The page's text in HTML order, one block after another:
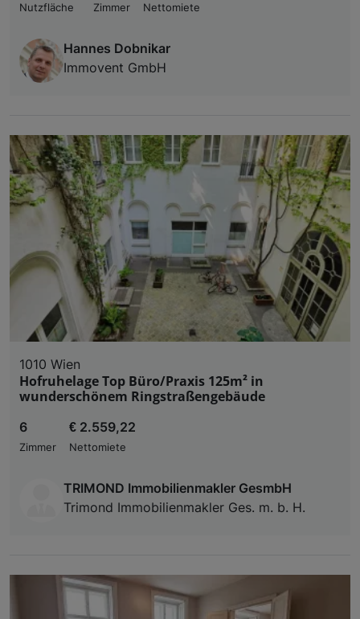
Nutzfläche
Zimmer Nettomiete
Hannes Dobnikar
Immovent GmbH
1010 Wien
Hofruhelage Top Büro/Praxis 125m² in
wunderschönem Ringstraßengebäude
6
Zimmer
€ 2.559,22
Nettomiete
TRIMOND Immobilienmakler GesmbH
Trimond Immobilienmakler Ges. m. b. H.